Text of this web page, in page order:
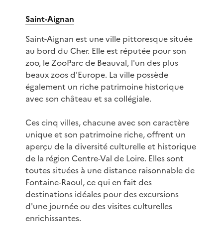
Saint-Aignan
Saint-Aignan est une ville pittoresque située
au bord du Cher. Elle est réputée pour son
zoo, le ZooParc de Beauval, l'un des plus
beaux zoos d'Europe. La ville possède
également un riche patrimoine historique
avec son château et sa collégiale.
Ces cinq villes, chacune avec son caractère
unique et son patrimoine riche, offrent un
aperçu de la diversité culturelle et historique
de la région Centre-Val de Loire. Elles sont
toutes situées à une distance raisonnable de
Fontaine-Raoul, ce qui en fait des
destinations idéales pour des excursions
d'une journée ou des visites culturelles
enrichissantes.